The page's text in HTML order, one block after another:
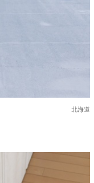
北海道